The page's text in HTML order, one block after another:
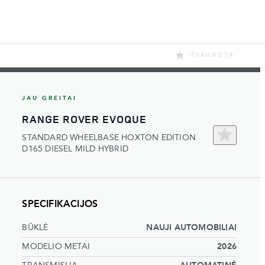
IŠSAUGOTA
JAU GREITAI
RANGE ROVER EVOQUE
STANDARD WHEELBASE HOXTON EDITION
D165 DIESEL MILD HYBRID
SPECIFIKACIJOS
BŪKLĖ NAUJI AUTOMOBILIAI
MODELIO METAI 2026